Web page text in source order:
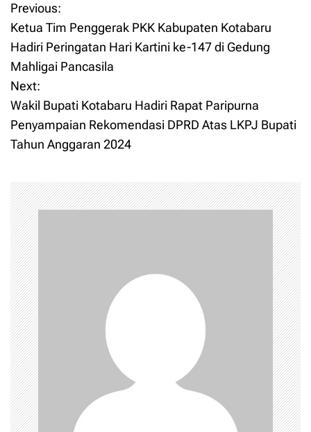
P
o
s
t
n
v
i
g
a
t
i
o
n
Previous:
Ketua Tim Penggerak PKK Kabupaten Kotabaru
Hadiri Peringatan Hari Kartini ke-147 di Gedung
Mahligai Pancasila
Next:
Wakil Bupati Kotabaru Hadiri Rapat Paripurna
Penyampaian Rekomendasi DPRD Atas LKPJ Bupati
Tahun Anggaran 2024